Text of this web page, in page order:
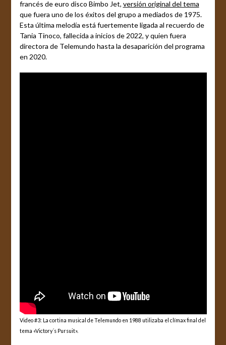
francés de euro disco Bimbo Jet, versión original del tema
que fuera uno de los éxitos del grupo a mediados de 1975.
Esta última melodía está fuertemente ligada al recuerdo de
Tania Tinoco, fallecida a inicios de 2022, y quien fuera
directora de Telemundo hasta la desaparición del programa
en 2020.
Video #3: La cortina musical de Telemundo en 1988 utilizaba el clímax final del
tema «Victory´s Pursuit».